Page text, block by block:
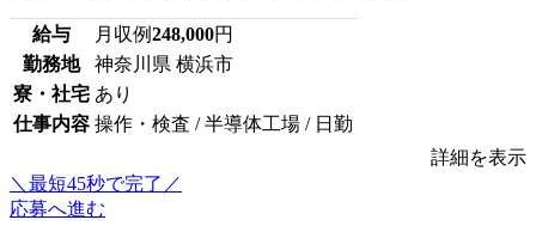
給与 月収例248,000円
勤務地
神奈川県 横浜市
寮・社宅 あり
仕事内容 操作・検査 / 半導体工場 / 日勤
詳細を表示
＼最短45秒で完了／
応募へ進む